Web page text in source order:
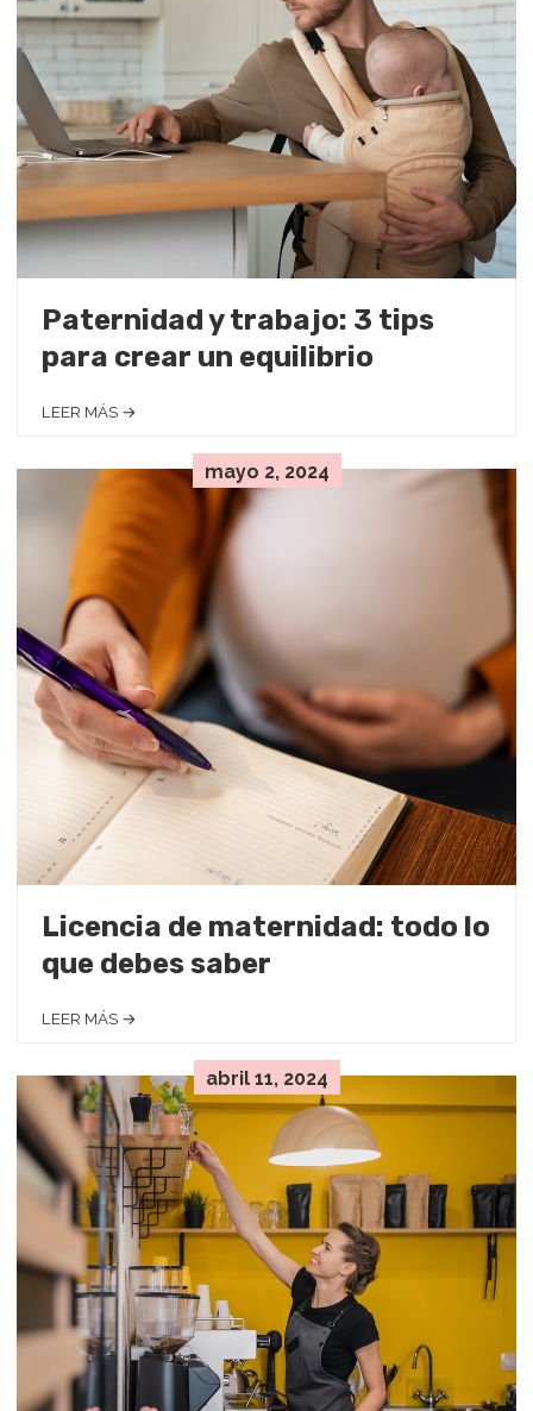
Paternidad y trabajo: 3 tips
para crear un equilibrio
LEER MÁS →
mayo 2, 2024
Licencia de maternidad: todo lo
que debes saber
LEER MÁS →
abril 11, 2024